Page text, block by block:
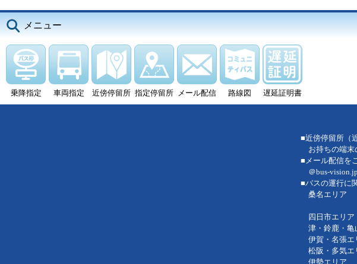
メニュー
乗降指定 車両指定 近傍停留所 指定停留所 メール配信 路線図 遅延証明書
■近傍停留所（
お持ちの端末
■メール配信を
＠bus-
■バスの運行に
桑名エリ
：八風
四日市エリ
津・鈴鹿・
伊賀・名張
松阪・多気
伊勢エリ